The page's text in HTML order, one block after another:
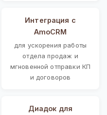
Интеграция с
AmoCRM
для ускорения работы
отдела продаж и
мгновенной отправки КП
и договоров
Диадок для